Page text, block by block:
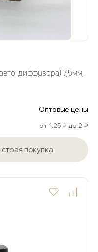
диффузора) 7,5мм,
Оптовые цены
от 1.25 ₽ до 2 ₽
покупка